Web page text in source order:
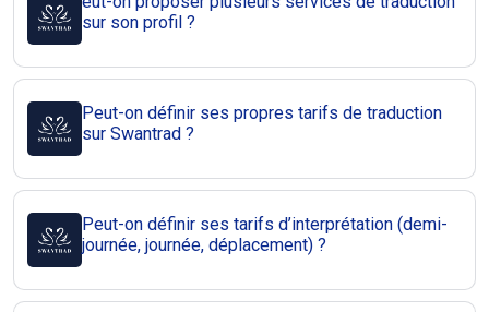
sur son profil ?
Peut-on définir ses propres tarifs de traduction
sur Swantrad ?
Peut-on définir ses tarifs d’interprétation (demi-
journée, journée, déplacement) ?